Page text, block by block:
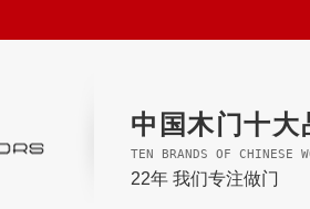
中国木门十大
TEN BRANDS OF CHINESE
22年 我们专注做门